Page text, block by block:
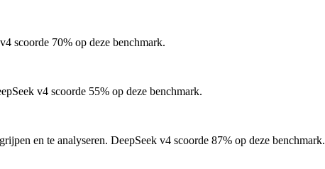
scoorde 70% op deze benchmark.
v4 scoorde 55% op deze benchmark.
en te analyseren. DeepSeek v4 scoorde 87% op deze benchmark.